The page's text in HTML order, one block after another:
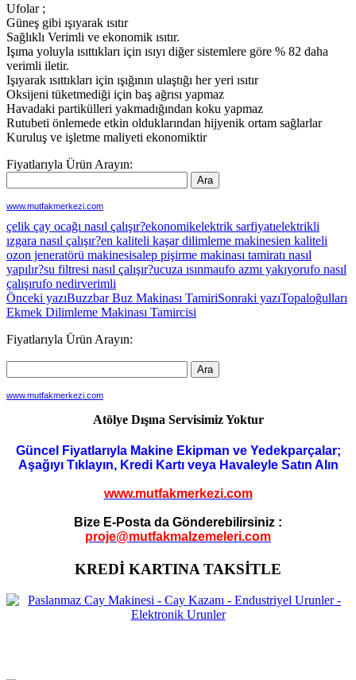
Ufolar ;
Güneş gibi ışıyarak ısıtır
Sağlıklı Verimli ve ekonomik ısıtır.
Işıma yoluyla ısıttıkları için ısıyı diğer sistemlere göre % 82 daha
verimli iletir.
Işıyarak ısıttıkları için ışığının ulaştığı her yeri ısıtır
Oksijeni tüketmediği için baş ağrısı yapmaz
Havadaki partikülleri yakmadığından koku yapmaz
Rutubeti önlemede etkin olduklarından hijyenik ortam sağlarlar
Kuruluş ve işletme maliyeti ekonomiktir
Fiyatlarıyla Ürün Arayın:
www.mutfakmerkezi.com
çelik çay ocağı nasıl çalışır?ekonomikelektrik sarfiyatıelektrikli
ızgara nasıl çalışır?en kaliteli kaşar dilimleme makinesien kaliteli
ozon jeneratörü makinesisalep pişirme makinası tamiratı nasıl
yapılır?su filtresi nasıl çalışır?ucuza ısınmaufo azmı yakıyorufo nasıl
çalışırufo nedirverimli
Yazı
dolaşımı
Önceki yazıBuzzbar Buz Makinası TamiriSonraki yazıTopaloğulları
Ekmek Dilimleme Makinası Tamircisi
Fiyatlarıyla Ürün Arayın:
www.mutfakmerkezi.com
Atölye Dışına Servisimiz Yoktur
Güncel Fiyatlarıyla Makine Ekipman ve Yedekparçalar;
Aşağıyı Tıklayın, Kredi Kartı veya Havaleyle Satın Alın
www.mutfakmerkezi.com
Bize E-Posta da Gönderebilirsiniz :
proje@mutfakmalzemeleri.com
KREDİ KARTINA TAKSİTLE